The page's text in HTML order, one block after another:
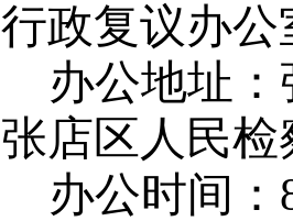
行政复议办公
办公地址
张店区人民检
办公时间：